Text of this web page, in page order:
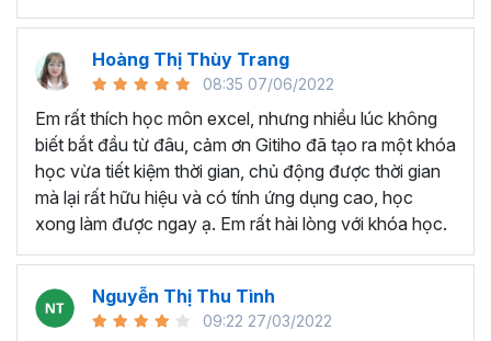
Định dạng nhanh bằng công cụFormat Paintervà
toán, các thủ thuật excel tính tổng, đặt tên nhanh
cho bảng tính, hiển thị công thức trong ô, tạo ghi
chú và cố định dòng - cột.
Kỹ thuật định dạng và xử lý dữ liệu bao gồm tự động
thêm ký hiệu tiền tệ, viết biểu thức hóa học - toán
học và loại bỏ dữ liệu trùng lặp.
Tổng hợp thủ thuật với hàm, công thức bao gồm
cách tắt/mở gợi ý khi viết hàm, đặt tên và sử dụng
gian.
Tổng hợp hàm, công thức tính toán theo thời gian
Hoàng Thị Thùy Trang
08:35 07/06/2022
Em rất thích học môn excel, nhưng nhiều lúc không
biết bắt đầu từ đâu, cảm ơn Gitiho đã tạo ra một khóa
học vừa tiết kiệm thời gian, chủ động được thời gian
mà lại rất hữu hiệu và có tính ứng dụng cao, học
xong làm được ngay ạ. Em rất hài lòng với khóa học.
Nguyễn Thị Thu Tình
09:22 27/03/2022